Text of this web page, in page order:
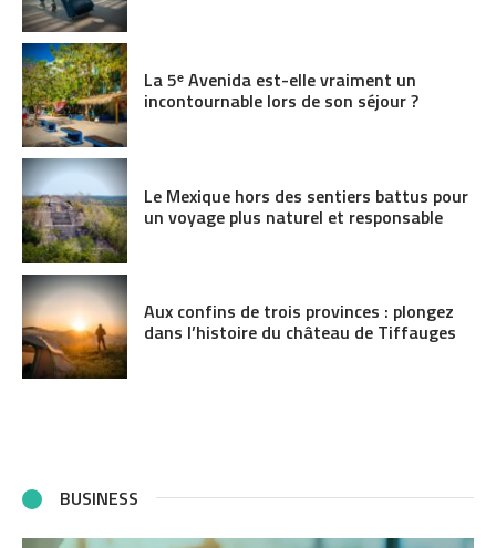
La 5ᵉ Avenida est-elle vraiment un
incontournable lors de son séjour ?
Le Mexique hors des sentiers battus pour
un voyage plus naturel et responsable
Aux confins de trois provinces : plongez
dans l’histoire du château de Tiffauges
BUSINESS